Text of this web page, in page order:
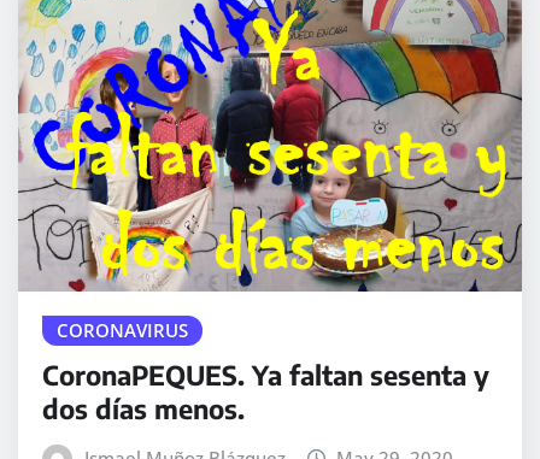
CORONAVIRUS
CoronaPEQUES. Ya faltan sesenta y
dos días menos.